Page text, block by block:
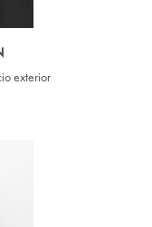
exterior